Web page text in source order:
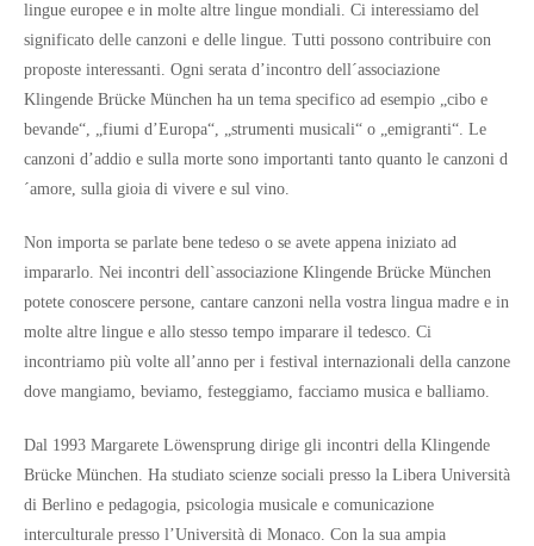
lingue europee e in molte altre lingue mondiali. Ci interessiamo del
significato delle canzoni e delle lingue. Tutti possono contribuire con
proposte interessanti. Ogni serata d’incontro dell´associazione
Klingende Brücke München ha un tema specifico ad esempio „cibo e
bevande“, „fiumi d’Europa“, „strumenti musicali“ o „emigranti“. Le
canzoni d’addio e sulla morte sono importanti tanto quanto le canzoni d
´amore, sulla gioia di vivere e sul vino.
Non importa se parlate bene tedeso o se avete appena iniziato ad
impararlo. Nei incontri dell`associazione Klingende Brücke München
potete conoscere persone, cantare canzoni nella vostra lingua madre e in
molte altre lingue e allo stesso tempo imparare il tedesco. Ci
incontriamo più volte all’anno per i festival internazionali della canzone
dove mangiamo, beviamo, festeggiamo, facciamo musica e balliamo.
Dal 1993 Margarete Löwensprung dirige gli incontri della Klingende
Brücke München. Ha studiato scienze sociali presso la Libera Università
di Berlino e pedagogia, psicologia musicale e comunicazione
interculturale presso l’Università di Monaco. Con la sua ampia